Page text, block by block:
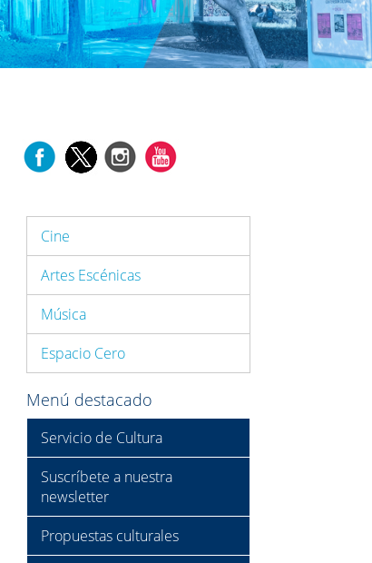
Cine
Artes Escénicas
Música
Espacio Cero
Menú destacado
Servicio de Cultura
Suscríbete a nuestra
newsletter
Propuestas culturales